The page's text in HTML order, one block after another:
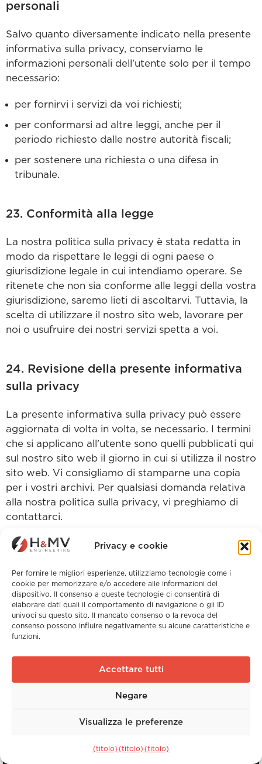
Privacy e cookie
Per fornire le migliori esperienze, utilizziamo tecnologie come i
cookie per memorizzare e/o accedere alle informazioni del
dispositivo. Il consenso a queste tecnologie ci consentirà di
elaborare dati quali il comportamento di navigazione o gli ID
univoci su questo sito. Il mancato consenso o la revoca del
consenso possono influire negativamente su alcune caratteristiche e
funzioni.
Accettare tutti
Negare
Visualizza le preferenze
{titolo}{titolo}{titolo}
personali
Salvo quanto diversamente indicato nella presente
informativa sulla privacy, conserviamo le
informazioni personali dell'utente solo per il tempo
necessario:
per fornirvi i servizi da voi richiesti;
per conformarsi ad altre leggi, anche per il
periodo richiesto dalle nostre autorità fiscali;
per sostenere una richiesta o una difesa in
tribunale.
23. Conformità alla legge
La nostra politica sulla privacy è stata redatta in
modo da rispettare le leggi di ogni paese o
giurisdizione legale in cui intendiamo operare. Se
ritenete che non sia conforme alle leggi della vostra
giurisdizione, saremo lieti di ascoltarvi. Tuttavia, la
scelta di utilizzare il nostro sito web, lavorare per
noi o usufruire dei nostri servizi spetta a voi.
24. Revisione della presente informativa
sulla privacy
La presente informativa sulla privacy può essere
aggiornata di volta in volta, se necessario. I termini
che si applicano all'utente sono quelli pubblicati qui
sul nostro sito web il giorno in cui si utilizza il nostro
sito web. Vi consigliamo di stamparne una copia
per i vostri archivi. Per qualsiasi domanda relativa
alla nostra politica sulla privacy, vi preghiamo di
contattarci.
Torna alla home page